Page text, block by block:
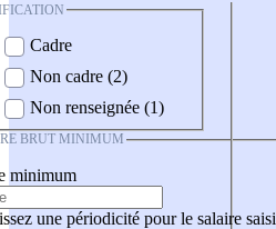
Cadre
Non cadre (2)
Non renseignée (1)
BRUT MINIMUM
minimum
une périodicité pour le salaire saisi